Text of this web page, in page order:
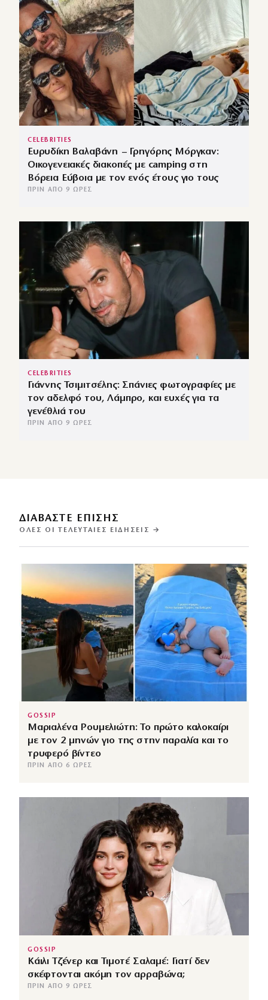
CELEBRITIES
Ευρυδίκη Βαλαβάνη – Γρηγόρης Μόργκαν:
Οικογενειακές διακοπές με camping στη
Βόρεια Εύβοια με τον ενός έτους γιο τους
ΠΡΙΝ ΑΠΌ 9 ΏΡΕΣ
CELEBRITIES
Γιάννης Τσιμιτσέλης: Σπάνιες φωτογραφίες με
τον αδελφό του, Λάμπρο, και ευχές για τα
γενέθλιά του
ΠΡΙΝ ΑΠΌ 9 ΏΡΕΣ
ΔΙΑΒΑΣΤΕ ΕΠΙΣΗΣ
ΌΛΕΣ ΟΙ ΤΕΛΕΥΤΑΊΕΣ ΕΙΔΉΣΕΙΣ →
GOSSIP
Μαριαλένα Ρουμελιώτη: Το πρώτο καλοκαίρι
με τον 2 μηνών γιο της στην παραλία και το
τρυφερό βίντεο
ΠΡΙΝ ΑΠΌ 6 ΏΡΕΣ
GOSSIP
Κάιλι Τζένερ και Τιμοτέ Σαλαμέ: Γιατί δεν
σκέφτονται ακόμη τον αρραβώνα;
ΠΡΙΝ ΑΠΌ 9 ΏΡΕΣ